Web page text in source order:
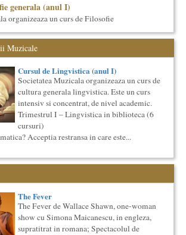
generala (anul I)
organizeaza un curs de Filosofie
Societatea Muzicala, a fost conceput
elitei muzicale din Romania – anuar...
(anul I)
organizeaza un curs de cultura generala
curs intensiv si concentrat, de nivel
boiereasca Lansarea cartii O bucatarie
bucatariei in Noul Cinema Romanes...
with Simona Maicanescu
Shawn, one-woman show cu Simona
supratitrat in romana; Spectacolul de
Muzicale
Cursul de Lingvistica (anul I)
Societatea Muzicala organizeaza un curs de
cultura generala lingvistica. Este un curs
intensiv si concentrat, de nivel academic.
Trimestrul I – Lingvistica in biblioteca (6
cursuri)
Acceptia restransa in care este...
The Fever
The Fever de Wallace Shawn, one-woman
show cu Simona Maicanescu, in engleza,
supratitrat in romana; Spectacolul de